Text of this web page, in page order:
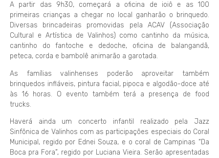
A partir das 9h30, começará a oficina de ioiô e as 100
primeiras crianças a chegar no local ganharão o brinquedo.
Diversas brincadeiras promovidas pela ACAV (Associação
Cultural e Artística de Valinhos) como cantinho da música,
cantinho do fantoche e dedoche, oficina de balangandã,
peteca, corda e bambolê animarão a garotada.
As famílias valinhenses poderão aproveitar também
brinquedos infláveis, pintura facial, pipoca e algodão-doce até
às 16 horas. O evento também terá a presença de food
trucks.
Haverá ainda um concerto infantil realizado pela Jazz
Sinfônica de Valinhos com as participações especiais do Coral
Municipal, regido por Ednei Souza, e o coral de Campinas “Da
Boca pra Fora”, regido por Luciana Vieira. Serão apresentadas